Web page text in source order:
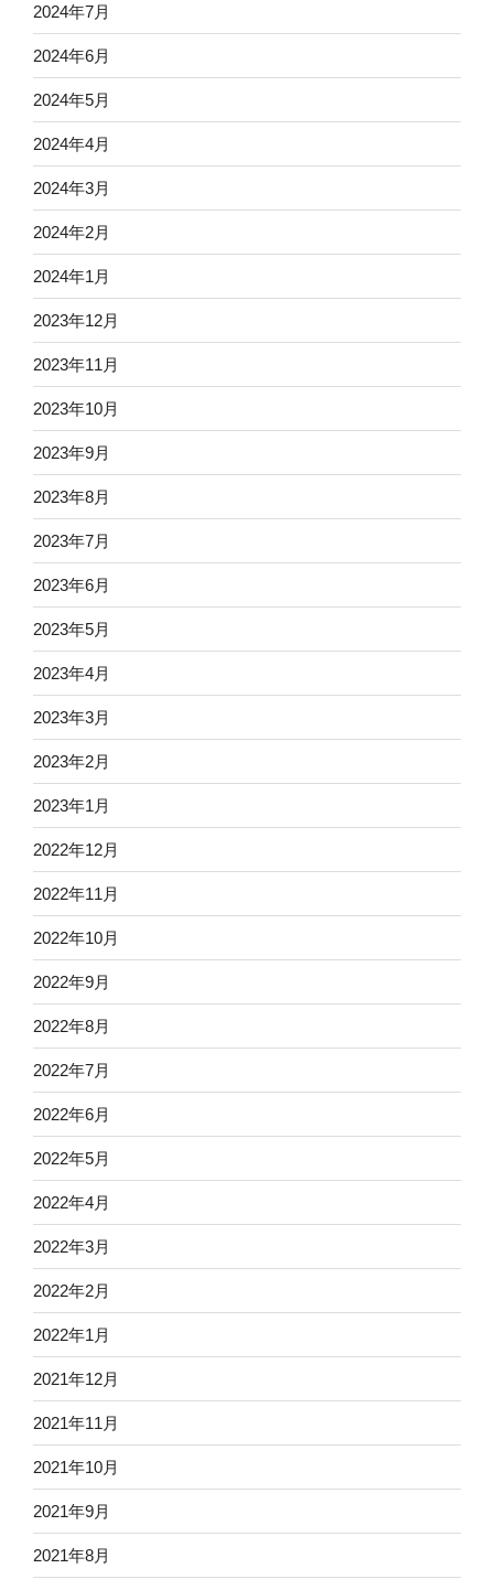
2024年7月
2024年6月
2024年5月
2024年4月
2024年3月
2024年2月
2024年1月
2023年12月
2023年11月
2023年10月
2023年9月
2023年8月
2023年7月
2023年6月
2023年5月
2023年4月
2023年3月
2023年2月
2023年1月
2022年12月
2022年11月
2022年10月
2022年9月
2022年8月
2022年7月
2022年6月
2022年5月
2022年4月
2022年3月
2022年2月
2022年1月
2021年12月
2021年11月
2021年10月
2021年9月
2021年8月